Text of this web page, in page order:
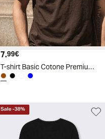
AI generated
Prezzo attuale
7.99€
T-shirt Basic Cotone Premium Regular Fit - Moro
Sale-38%